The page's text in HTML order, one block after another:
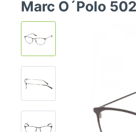
Marc O´Polo